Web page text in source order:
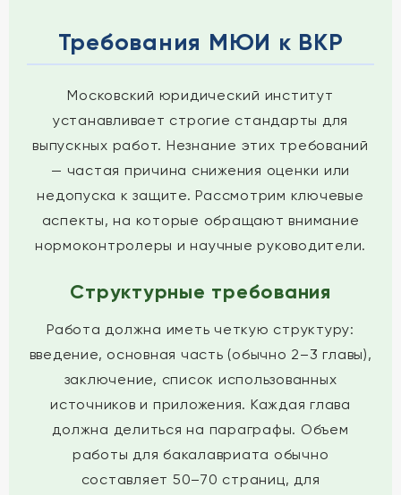
Требования МЮИ к ВКР
Московский юридический институт
устанавливает строгие стандарты для
выпускных работ. Незнание этих требований
— частая причина снижения оценки или
недопуска к защите. Рассмотрим ключевые
аспекты, на которые обращают внимание
нормоконтролеры и научные руководители.
Структурные требования
Работа должна иметь четкую структуру:
введение, основная часть (обычно 2–3 главы),
заключение, список использованных
источников и приложения. Каждая глава
должна делиться на параграфы. Объем
работы для бакалавриата обычно
составляет 50–70 страниц, для